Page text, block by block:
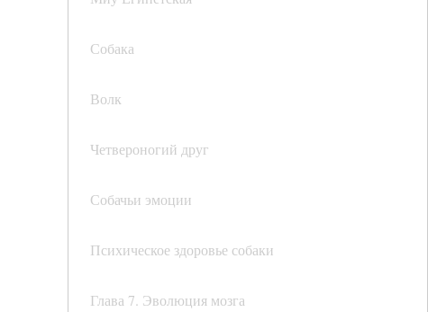
Собака
Волк
Четвероногий друг
Собачьи эмоции
Психическое здоровье собаки
Глава 7. Эволюция мозга